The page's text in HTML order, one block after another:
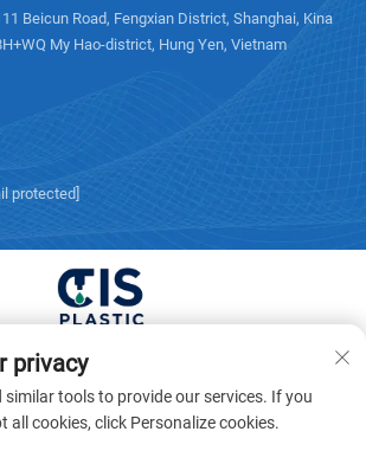
Beicun Road, Fengxian District, Shanghai, Kina
My Hao-district, Hung Yen, Vietnam
protected]
Kina XUONG HOANG TRADING
Alle rettigheter forbeholdt. -
privacy
similar tools to provide our services. If you
all cookies, click Personalize cookies.